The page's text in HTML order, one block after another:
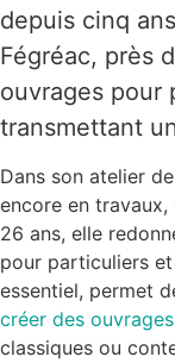
depuis cinq
Fégréac, près
ouvrages pour
transmettant
Dans son atelier
encore en
26 ans, elle
pour particuliers
essentiel, permet
créer des
classiques ou